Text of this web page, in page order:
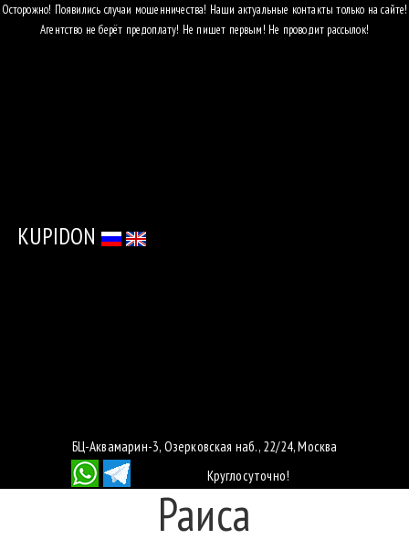
Осторожно! Появились случаи мошенничества! Наши актуальные контакты только на сайте!
Агентство не берёт предоплату! Не пишет первым! Не проводит рассылок!
KUPIDON
БЦ-Аквамарин-3, Озерковская наб., 22/24, Москва
Круглосуточно!
Раиса